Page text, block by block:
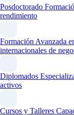
Posdoctorado
rendimiento
Formación Avanzada
internacionales de
Diplomados
activos
Cursos y Talleres